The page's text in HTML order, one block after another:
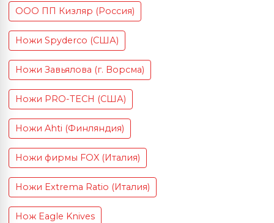
ООО ПП Кизляр (Россия)
Ножи Spyderco (США)
Ножи Завьялова (г. Ворсма)
Ножи PRO-TECH (США)
Ножи Ahti (Финляндия)
Ножи фирмы FOX (Италия)
Ножи Extrema Ratio (Италия)
Нож Eagle Knives